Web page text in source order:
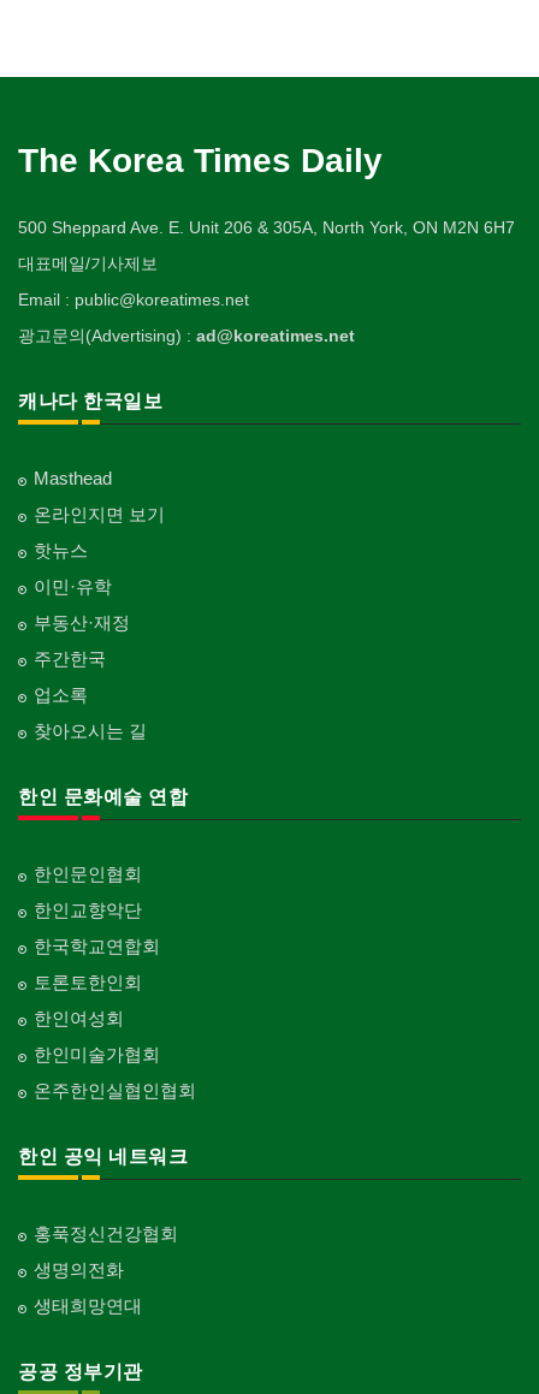
The Korea Times Daily
500 Sheppard Ave. E. Unit 206 & 305A, North York, ON M2N 6H7
대표메일/기사제보
Email : public@koreatimes.net
광고문의(Advertising) : ad@koreatimes.net
캐나다 한국일보
Masthead
온라인지면 보기
핫뉴스
이민·유학
부동산·재정
주간한국
업소록
찾아오시는 길
한인 문화예술 연합
한인문인협회
한인교향악단
한국학교연합회
토론토한인회
한인여성회
한인미술가협회
온주한인실협인협회
한인 공익 네트워크
홍푹정신건강협회
생명의전화
생태희망연대
공공 정부기관